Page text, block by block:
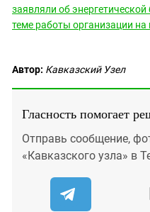
заявляли об
теме работы организации на
Автор: Кавказский Узел
Гласность помогает
Отправь сообщение,
«Кавказского узла» в